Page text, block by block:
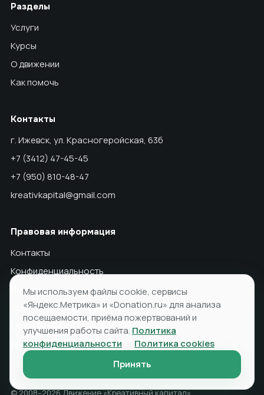
Разделы
Услуги
Курсы
О движении
Как помочь
Контакты
г. Ижевск, ул. Красногеройская, 63б
+7 (3412) 47-45-45
+7 (950) 810-48-47
kreativkapital@gmail.com
Правовая информация
Контакты
Конфиденциальность
Политика cookies
Условия использования ПД
Официально
ВКонтакте
© 2008–2026 Движение «Креативный капитал»
Мы используем файлы cookie, сервисы
«Яндекс.Метрика» и «Donation.ru» для анализа
посещаемости, приёма пожертвований и
улучшения работы сайта. Политика
конфиденциальности · Политика cookies
Принять